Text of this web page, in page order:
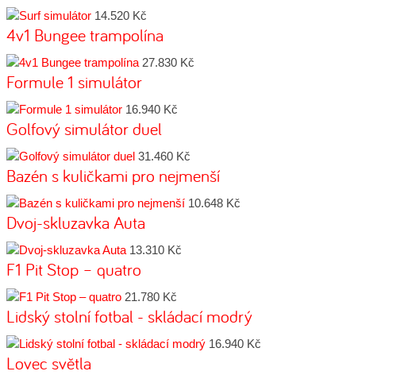
14.520 Kč
4v1 Bungee trampolína
27.830 Kč
Formule 1 simulátor
16.940 Kč
Golfový simulátor duel
31.460 Kč
Bazén s kuličkami pro nejmenší
10.648 Kč
Dvoj-skluzavka Auta
13.310 Kč
F1 Pit Stop – quatro
21.780 Kč
Lidský stolní fotbal - skládací modrý
16.940 Kč
Lovec světla